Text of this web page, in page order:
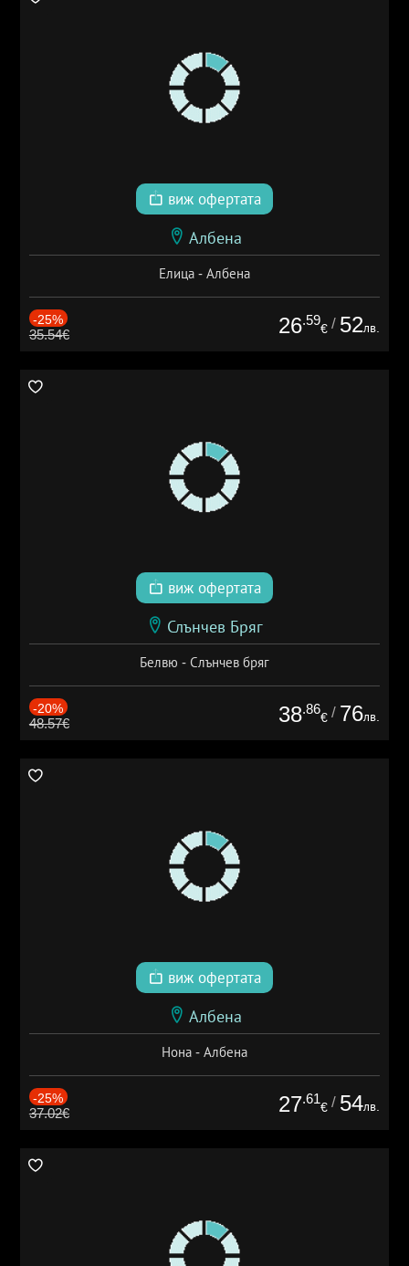
виж офертата
Албена
Елица - Албена
-25%
35.54€ 26.59
€ / 52лв.
виж офертата
Слънчев Бряг
Белвю - Слънчев бряг
-20%
48.57€ 38.86
€ / 76лв.
виж офертата
Албена
Нона - Албена
-25%
37.02€ 27.61
€ / 54лв.